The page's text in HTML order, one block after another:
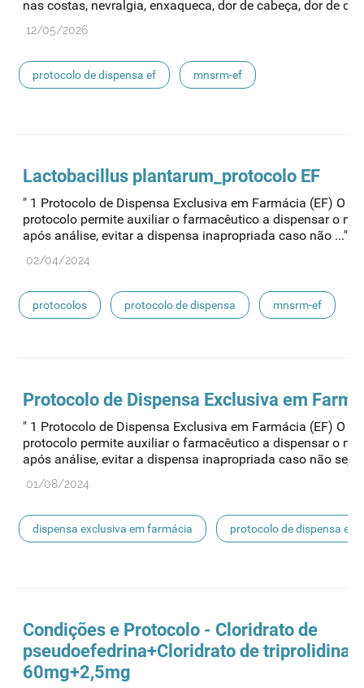
nas costas, nevralgia, enxaqueca, dor de cabeça, dor de
12/05/2026
protocolo de dispensa ef mnsrm-ef
Lactobacillus plantarum_protocolo EF
" 1 Protocolo de Dispensa Exclusiva em Farmácia (EF) O
protocolo permite auxiliar o farmacêutico a dispensar o
após análise, evitar a dispensa inapropriada caso não ..."
02/04/2024
protocolos protocolo de dispensa mnsrm-ef
Protocolo de Dispensa Exclusiva em
" 1 Protocolo de Dispensa Exclusiva em Farmácia (EF) O
protocolo permite auxiliar o farmacêutico a dispensar o
após análise, evitar a dispensa inapropriada caso não
01/08/2024
dispensa exclusiva em farmácia protocolo de dispensa ef
Condições e Protocolo - Cloridrato de
pseudoefedrina+Cloridrato de triprolidina
60mg+2,5mg